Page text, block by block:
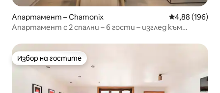
Апартамент – Chamonix Средна
4,88 (196)
Апартамент с 2 спални – 6 гости – изглед към
Избор на гостите
Избор на гостите